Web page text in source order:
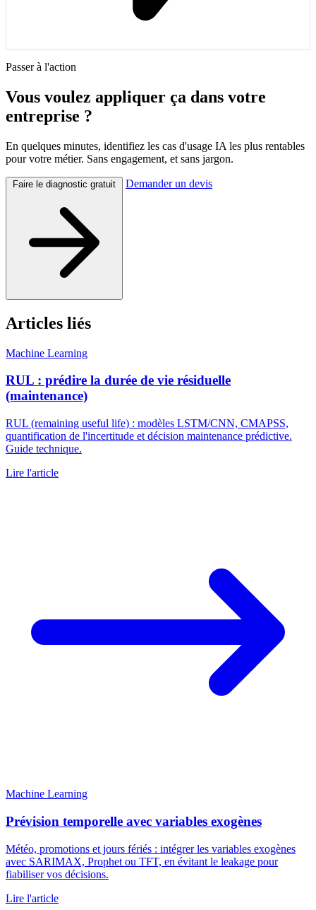
Passer à l'action
Vous voulez appliquer ça dans votre
entreprise ?
En quelques minutes, identifiez les cas d'usage IA les plus rentables
pour votre métier. Sans engagement, et sans jargon.
Faire le diagnostic gratuit Demander un devis
Articles liés
Machine Learning
RUL : prédire la durée de vie résiduelle
(maintenance)
RUL (remaining useful life) : modèles LSTM/CNN, CMAPSS,
quantification de l'incertitude et décision maintenance prédictive.
Guide technique.
Lire l'article
Machine Learning
Prévision temporelle avec variables exogènes
Météo, promotions et jours fériés : intégrer les variables exogènes
avec SARIMAX, Prophet ou TFT, en évitant le leakage pour
fiabiliser vos décisions.
Lire l'article